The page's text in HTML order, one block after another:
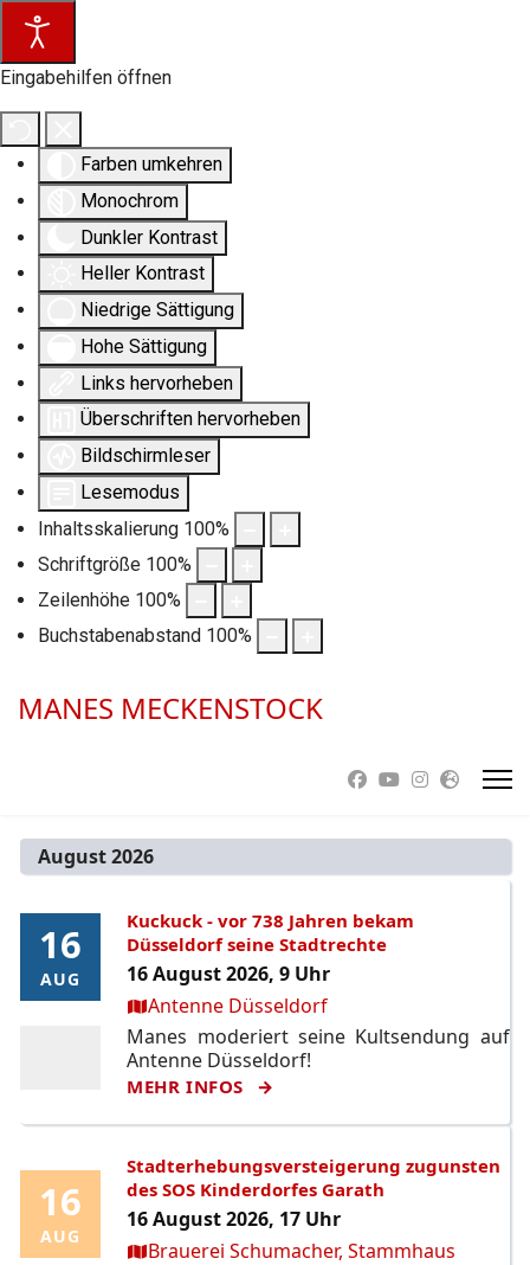
Eingabehilfen öffnen
Farben umkehren
Monochrom
Dunkler Kontrast
Heller Kontrast
Niedrige Sättigung
Hohe Sättigung
Links hervorheben
Überschriften hervorheben
Bildschirmleser
Lesemodus
Inhaltsskalierung 100%
Schriftgröße 100%
Zeilenhöhe 100%
Buchstabenabstand 100%
MANES MECKENSTOCK
August 2026
16
AUG
16
AUG
Kuckuck - vor 738 Jahren bekam
Düsseldorf seine Stadtrechte
16 August 2026, 9 Uhr
Ort:Antenne Düsseldorf
Manes moderiert seine Kultsendung auf
Antenne Düsseldorf!
MEHR INFOS
16
AUG
16
AUG
Stadterhebungsversteigerung zugunsten
des SOS Kinderdorfes Garath
16 August 2026, 17 Uhr
Ort:Brauerei Schumacher, Stammhaus